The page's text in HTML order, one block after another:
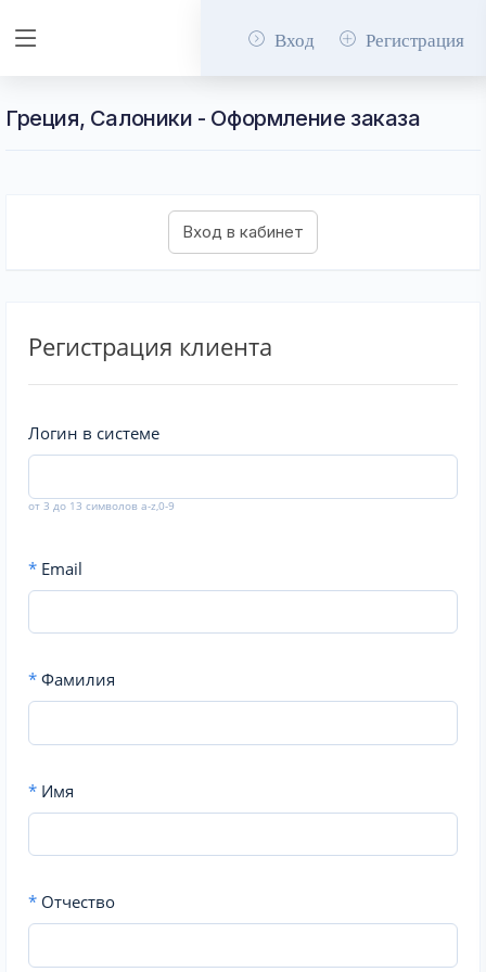
Вход Регистрация
Греция, Салоники - Оформление заказа
Регистрация клиента
Логин в системе
от 3 до 13 символов a-z,0-9
* Email
* Фамилия
* Имя
* Отчество